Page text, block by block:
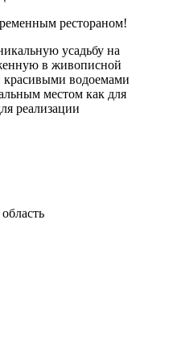
рестораном!
усадьбу на
в живописной
красивыми водоемами
местом как для
реализации